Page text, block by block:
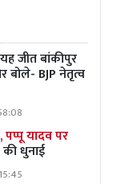
जीत बांकीपुर
बोले- BJP नेतृत्व
यादव पर
धुनाई